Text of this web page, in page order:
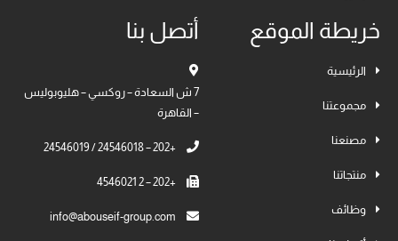
خريطة الموقع
الرئيسية
مجموعتنا
مصنعنا
منتجاتنا
وظائف
أتصل بنا
7 ش السعادة – روكسي – هليوبوليس
– القاهرة
+202 – 24546018 / 24546019
+202 – 2 4546021
info@abouseif-group.com